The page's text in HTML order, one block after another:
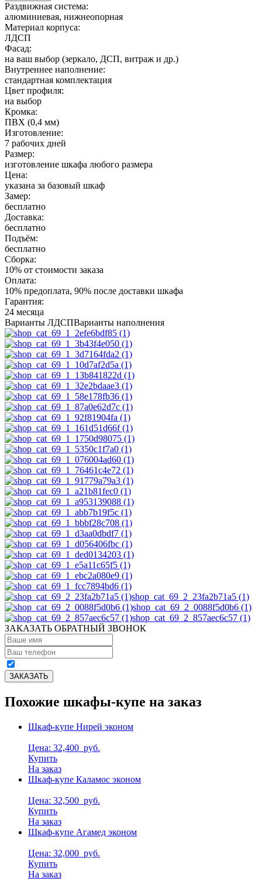
Раздвижная система:
алюминиевая, нижнеопорная
Материал корпуса:
ЛДСП
Фасад:
на ваш выбор (зеркало, ДСП, витраж и др.)
Внутреннее наполнение:
стандартная комплектация
Цвет профиля:
на выбор
Кромка:
ПВХ (0,4 мм)
Изготовление:
7 рабочих дней
Размер:
изготовление шкафа любого размера
Цена:
указана за базовый шкаф
Замер:
бесплатно
Доставка:
бесплатно
Подъём:
бесплатно
Сборка:
10% от стоимости заказа
Оплата:
10% предоплата, 90% после доставки шкафа
Гарантия:
24 месяца
Варианты ЛДСПВарианты наполнения
shop_cat_69_2_23fa2b71a5 (1)
shop_cat_69_2_0088f5d0b6 (1)
shop_cat_69_2_857aec6c57 (1)
ЗАКАЗАТЬ ОБРАТНЫЙ ЗВОНОК
Похожие шкафы-купе на заказ
Шкаф-купе Нирей эконом
Цена: 32,400 руб.
Купить
На заказ
Шкаф-купе Каламос эконом
Цена: 32,500 руб.
Купить
На заказ
Шкаф-купе Агамед эконом
Цена: 32,000 руб.
Купить
На заказ